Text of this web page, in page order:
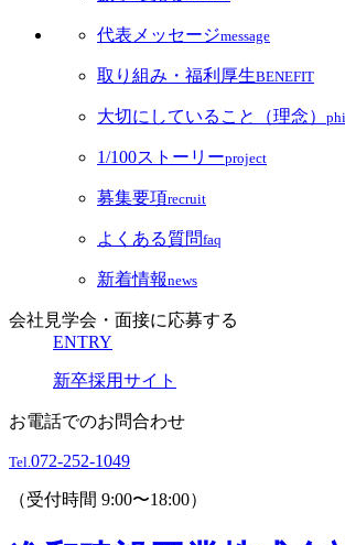
代表メッセージmessage
取り組み・福利厚生BENEFIT
大切にしていること（理念）
1/100ストーリーproject
募集要項recruit
よくある質問faq
新着情報news
会社見学会・面接に応募する
ENTRY
新卒採用サイト
お電話でのお問合わせ
Tel.072-252-1049
（受付時間 9:00〜18:00）